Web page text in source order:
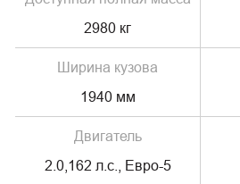
2980 кг
Ширина кузова
1940 мм
Двигатель
2.0,162 л.с., Евро-5